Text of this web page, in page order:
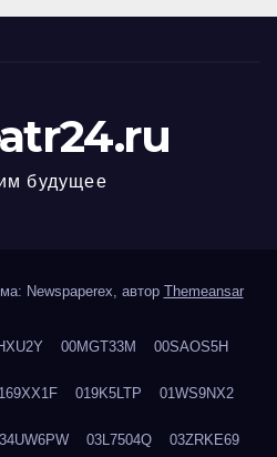
будущее
Newspaperex, автор Themeansar
00MGT33M 00SAOS5H
019K5LTP 01WS9NX2
03L7504Q 03ZRKE69